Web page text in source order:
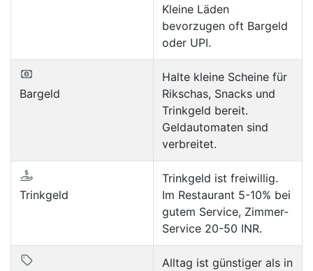
Kleine Läden
bevorzugen oft Bargeld
oder UPI.
Bargeld
Halte kleine Scheine für
Rikschas, Snacks und
Trinkgeld bereit.
Geldautomaten sind
verbreitet.
Trinkgeld
Trinkgeld ist freiwillig.
Im Restaurant 5-10% bei
gutem Service, Zimmer-
Service 20-50 INR.
Alltag ist günstiger als in